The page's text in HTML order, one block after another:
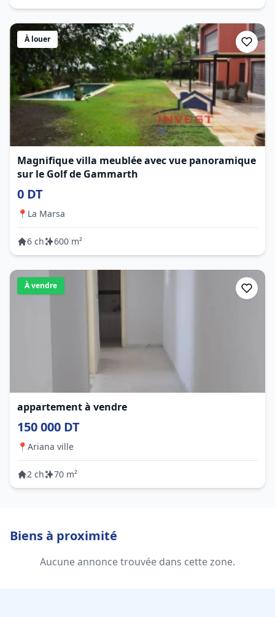
À louer
Magnifique villa meublée avec vue panoramique
sur le Golf de Gammarth
0 DT
📍 La Marsa
6 ch 600 m²
À vendre
appartement à vendre
150 000 DT
📍 Ariana ville
2 ch 70 m²
Biens à proximité
Aucune annonce trouvée dans cette zone.